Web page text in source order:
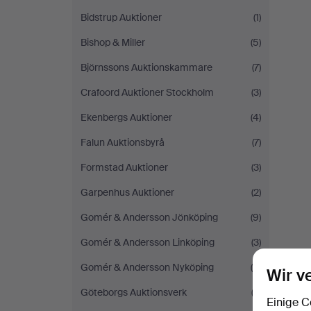
Bidstrup Auktioner
(1)
Bishop & Miller
(5)
Björnssons Auktionskammare
(7)
Crafoord Auktioner Stockholm
(3)
Ekenbergs Auktioner
(4)
Falun Auktionsbyrå
(7)
Formstad Auktioner
(3)
Garpenhus Auktioner
(2)
Gomér & Andersson Jönköping
(9)
Gomér & Andersson Linköping
(3)
Gomér & Andersson Nyköping
(6)
Göteborgs Auktionsverk
(2)
Wir
Einige